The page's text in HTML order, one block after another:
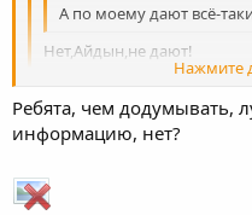
А по моему дают всё-
Нет,Айдын,не дают!
Нажмите
что минуя международника
Или вообще кмс выиграет
Нажмите
Ребята, чем додумывать,
информацию, нет?